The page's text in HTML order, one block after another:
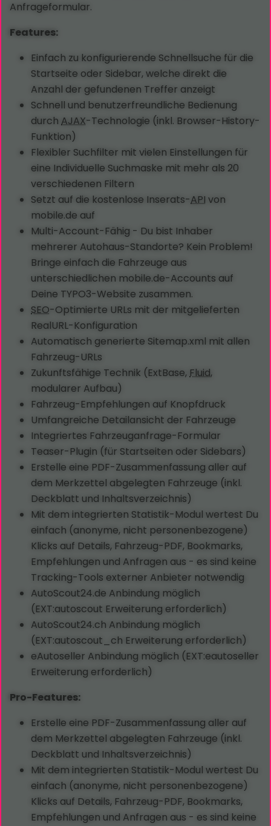
Anfrageformular.
Features:
Einfach zu konfigurierende Schnellsuche für die
Startseite oder Sidebar, welche direkt die
Anzahl der gefundenen Treffer anzeigt
Schnell und benutzerfreundliche Bedienung
durchAJAX-Technologie (inkl. Browser-History-
Funktion)
Flexibler Suchfilter mit vielen Einstellungen für
eine Individuelle Suchmaske mit mehr als 20
verschiedenen Filtern
Setzt auf die kostenlose Inserats-API von
mobile.de auf
Multi-Account-Fähig - Du bist Inhaber
mehrerer Autohaus-Standorte? Kein Problem!
Bringe einfach die Fahrzeuge aus
unterschiedlichen mobile.de-Accounts auf
Deine TYPO3-Website zusammen.
SEO-Optimierte URLs mit der mitgelieferten
RealURL-Konfiguration
Automatisch generierte Sitemap.xml mit allen
Fahrzeug-URLs
Zukunftsfähige Technik (ExtBase,Fluid,
modularer Aufbau)
Fahrzeug-Empfehlungen auf Knopfdruck
Umfangreiche Detailansicht der Fahrzeuge
Integriertes Fahrzeuganfrage-Formular
Teaser-Plugin (für Startseiten oder Sidebars)
Erstelle eine PDF-Zusammenfassung aller auf
dem Merkzettel abgelegten Fahrzeuge (inkl.
Deckblatt und Inhaltsverzeichnis)
Mit dem integrierten Statistik-Modul wertest Du
einfach (anonyme, nicht personenbezogene)
Klicks auf Details, Fahrzeug-PDF, Bookmarks,
Empfehlungen und Anfragen aus - es sind keine
Tracking-Tools externer Anbieter notwendig
AutoScout24.de Anbindung möglich
(EXT:autoscout Erweiterung erforderlich)
AutoScout24.ch Anbindung möglich
(EXT:autoscout_ch Erweiterung erforderlich)
eAutoseller Anbindung möglich (EXT:eautoseller
Erweiterung erforderlich)
Pro-Features:
Erstelle eine PDF-Zusammenfassung aller auf
dem Merkzettel abgelegten Fahrzeuge (inkl.
Deckblatt und Inhaltsverzeichnis)
Mit dem integrierten Statistik-Modul wertest Du
einfach (anonyme, nicht personenbezogene)
Klicks auf Details, Fahrzeug-PDF, Bookmarks,
Empfehlungen und Anfragen aus - es sind keine